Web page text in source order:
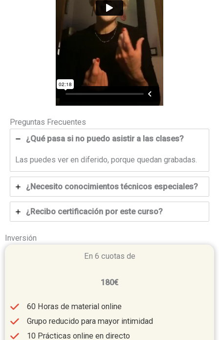
Preguntas Frecuentes
¿Qué pasa si no puedo asistir a las clases?
Las puedes ver en diferido, porque quedan grabadas.
¿Necesito conocimientos técnicos especiales?
¿Recibo certificación por este curso?
Inversión
En 6 cuotas de
180€
60 Horas de material online
Grupo reducido para mayor intimidad
10 Prácticas online en directo